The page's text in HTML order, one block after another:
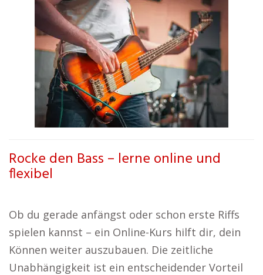
Rocke den Bass – lerne online und
flexibel
Ob du gerade anfängst oder schon erste Riffs
spielen kannst – ein Online-Kurs hilft dir, dein
Können weiter auszubauen. Die zeitliche
Unabhängigkeit ist ein entscheidender Vorteil